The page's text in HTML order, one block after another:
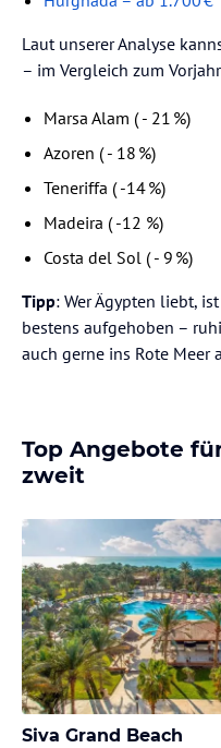
Laut unserer Analyse
– im Vergleich zum
Marsa Alam ( - 21 %)
Azoren ( - 18 %)
Teneriffa ( -14 %)
Madeira ( -12 %)
Costa del Sol ( - 9 %)
Tipp: Wer Ägypten liebt,
bestens aufgehoben –
auch gerne ins Rote Meer
Top Angebote
zweit
Siva Grand Beach